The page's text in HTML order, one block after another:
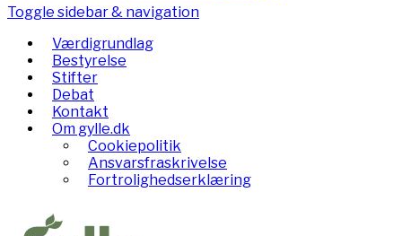
Toggle sidebar & navigation
Værdigrundlag
Bestyrelse
Stifter
Debat
Kontakt
Om gylle.dk
Cookiepolitik
Ansvarsfraskrivelse
Fortrolighedserklæring